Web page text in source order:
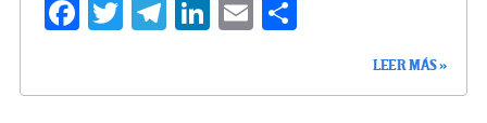
Fa T
Te Li
E
LEER MÁS »